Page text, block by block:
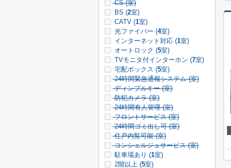
CS (室)
BS (2室)
CATV (1室)
光ファイバー (4室)
インターネット対応 (1室)
オートロック (5室)
TVモニタ付インターホン (7室)
宅配ボックス (5室)
24時間緊急通報システム (室)
ディンプルキー (室)
防犯カメラ (室)
24時間有人管理 (室)
フロントサービス (室)
24時間ゴミ出し可 (室)
住戸内覧可能 (室)
コンシェルジュサービス (室)
駐車場あり (1室)
2階以上 (5室)